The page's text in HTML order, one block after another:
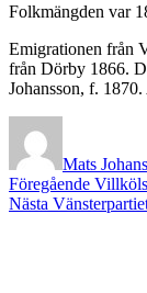
Folkmängden var
Emigrationen från
från Dörby 1866.
Johansson, f.
Mats
Föregående
inlägg:
Nästa Nästa